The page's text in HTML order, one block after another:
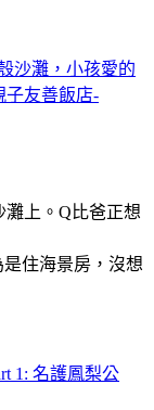
沙灘，小孩愛的
子友善飯店-
灘上。Q比爸正想
住海景房，沒想
1: 名護鳳梨公